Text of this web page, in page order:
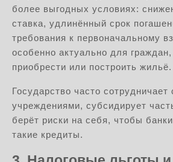
более выгодных условиях:
ставка, удлинённый срок
требования к первоначальному
особенно актуально для
приобрести или построить жильё.
Государство часто
учреждениями, субсидирует
берёт риски на себя, чтобы
такие кредиты.